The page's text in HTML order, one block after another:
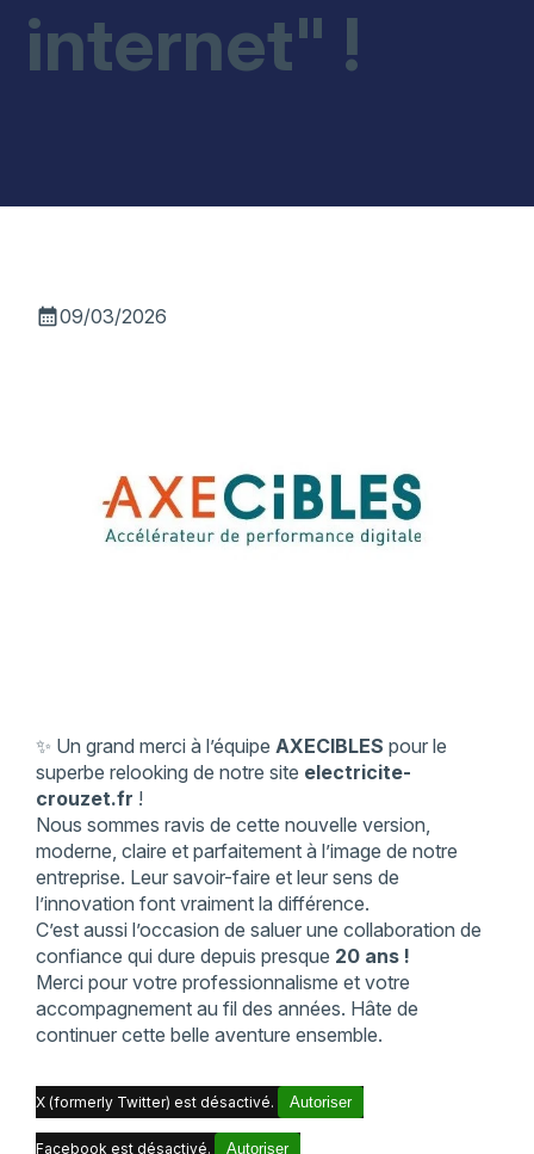
internet" !
calendar_month09/03/2026
✨ Un grand merci à l’équipe AXECIBLES pour le
superbe relooking de notre site electricite-
crouzet.fr !
Nous sommes ravis de cette nouvelle version,
moderne, claire et parfaitement à l’image de notre
entreprise. Leur savoir-faire et leur sens de
l’innovation font vraiment la différence.
C’est aussi l’occasion de saluer une collaboration de
confiance qui dure depuis presque 20 ans !
Merci pour votre professionnalisme et votre
accompagnement au fil des années. Hâte de
continuer cette belle aventure ensemble.
X (formerly Twitter) est désactivé. Autoriser
Facebook est désactivé. Autoriser